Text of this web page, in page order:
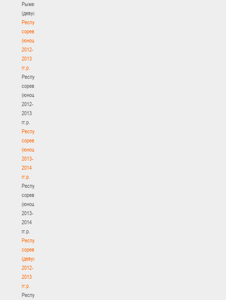
Рыженкова
(девушки)
Республиканские
соревнования
(юноши)
2012-
2013
гг.р.
Республиканские
соревнования
(юноши)
2012-
2013
гг.р.
Республиканские
соревнования
(юноши)
2013-
2014
гг.р.
Республиканские
соревнования
(юноши)
2013-
2014
гг.р.
Республиканские
соревнования
(девушки)
2012-
2013
гг.р.
Республиканские